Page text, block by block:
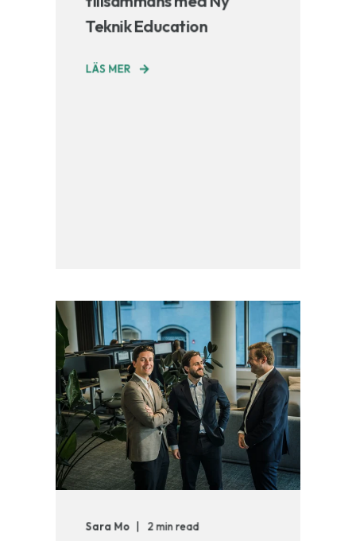
Teknik Education
LÄS MER
Sara Mo 2 min read